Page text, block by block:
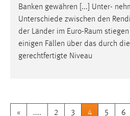
Banken gewähren [...] Unter-
Unterschiede zwischen den
der Länder im Euro-Raum
einigen Fällen über das durch
gerechtfertigte Niveau
« .... 2 3 4 5 6